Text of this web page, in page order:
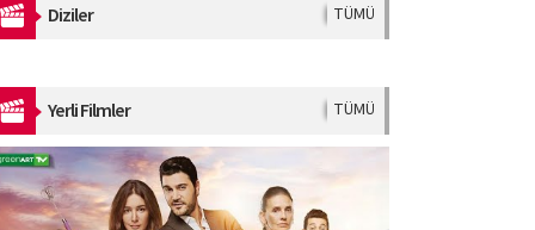
Diziler TÜMÜ
Yerli Filmler TÜMÜ